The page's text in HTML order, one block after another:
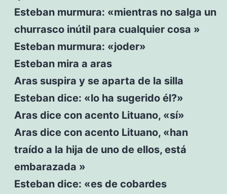
Esteban murmura: «mientras no salga un
churrasco inútil para cualquier cosa »
Esteban murmura: «joder»
Esteban mira a aras
Aras suspira y se aparta de la silla
Esteban dice: «lo ha sugerido él?»
Aras dice con acento Lituano, «sí»
Aras dice con acento Lituano, «han
traído a la hija de uno de ellos, está
embarazada »
Esteban dice: «es de cobardes